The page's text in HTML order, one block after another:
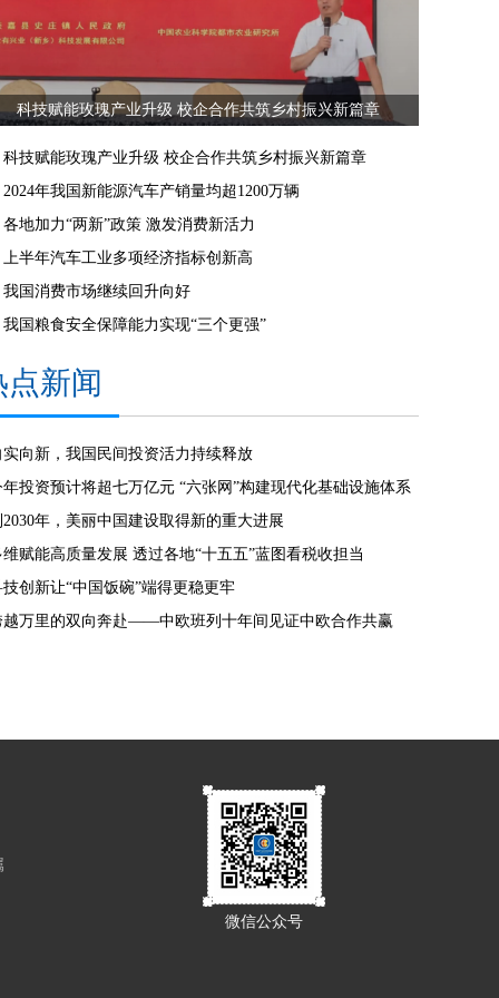
科技赋能玫瑰产业升级 校企合作共筑乡村振兴新篇章
科技赋能玫瑰产业升级 校企合作共筑乡村振兴新篇章
2024年我国新能源汽车产销量均超1200万辆
各地加力“两新”政策 激发消费新活力
上半年汽车工业多项经济指标创新高
我国消费市场继续回升向好
我国粮食安全保障能力实现“三个更强”
点新闻
实向新，我国民间投资活力持续释放
年投资预计将超七万亿元 “六张网”构建现代化基础设施体系
2030年，美丽中国建设取得新的重大进展
维赋能高质量发展 透过各地“十五五”蓝图看税收担当
技创新让“中国饭碗”端得更稳更牢
越万里的双向奔赴——中欧班列十年间见证中欧合作共赢
微信公众号